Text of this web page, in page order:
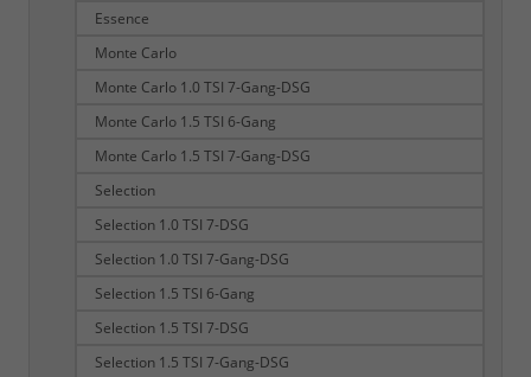
Essence
Monte Carlo
Monte Carlo 1.0 TSI 7-Gang-DSG
Monte Carlo 1.5 TSI 6-Gang
Monte Carlo 1.5 TSI 7-Gang-DSG
Selection
Selection 1.0 TSI 7-DSG
Selection 1.0 TSI 7-Gang-DSG
Selection 1.5 TSI 6-Gang
Selection 1.5 TSI 7-DSG
Selection 1.5 TSI 7-Gang-DSG